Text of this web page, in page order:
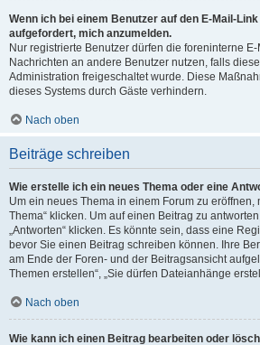
Wenn ich bei einem Benutzer auf den E-Mail-
aufgefordert, mich anzumelden.
Nur registrierte Benutzer dürfen die foreninterne
Nachrichten an andere Benutzer nutzen, falls
Administration freigeschaltet wurde. Diese
dieses Systems durch Gäste verhindern.
Nach oben
Beiträge schreiben
Wie erstelle ich ein neues Thema oder eine
Um ein neues Thema in einem Forum zu eröffnen,
Thema“ klicken. Um auf einen Beitrag zu
„Antworten“ klicken. Es könnte sein, dass eine
bevor Sie einen Beitrag schreiben können. Ihre
am Ende der Foren- und der Beitragsansicht
Themen erstellen“, „Sie dürfen Dateianhänge
Nach oben
Wie kann ich einen Beitrag bearbeiten oder